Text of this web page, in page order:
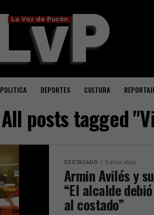
POLITICA DEPORTES CULTURA
All posts tagged
DESTACADO 5 años atrás
Armin Avilés y
“El alcalde
al costado”